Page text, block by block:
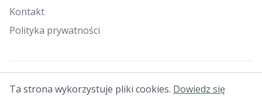
Kontakt
Polityka prywatności
© 2025 Falcon Bytes. Wszelkie prawa zastrzeżone.
Ta strona wykorzystuje pliki cookies. Dowiedz się